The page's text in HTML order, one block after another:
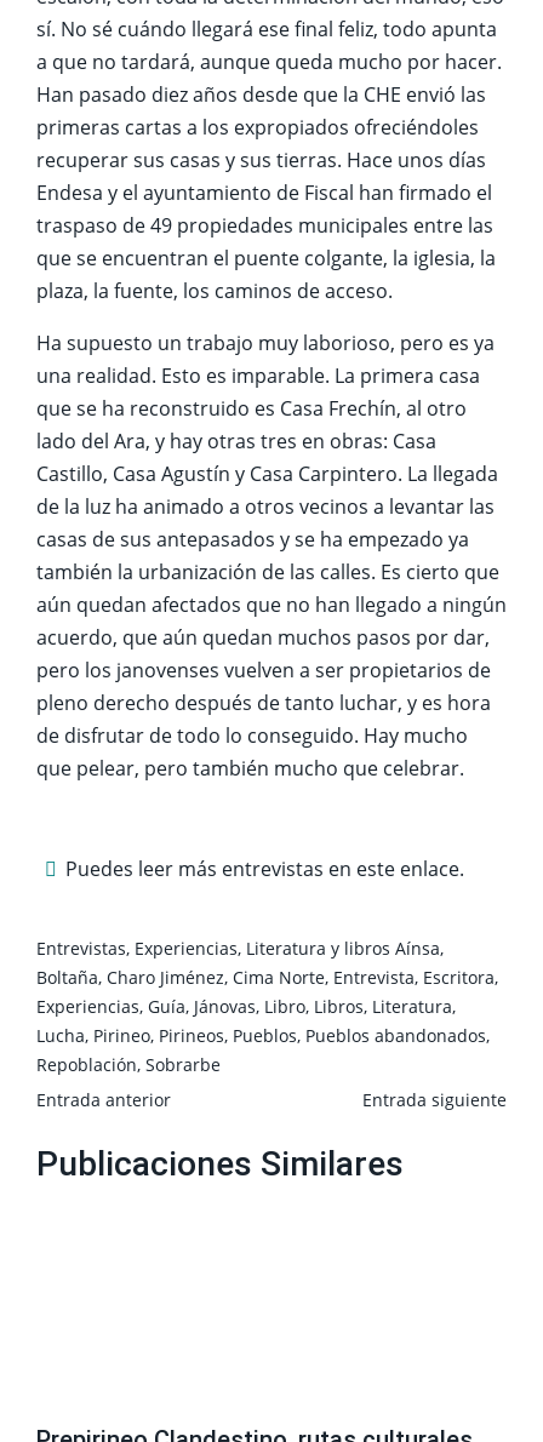
sí. No sé cuándo llegará ese final feliz, todo apunta
a que no tardará, aunque queda mucho por hacer.
Han pasado diez años desde que la CHE envió las
primeras cartas a los expropiados ofreciéndoles
recuperar sus casas y sus tierras. Hace unos días
Endesa y el ayuntamiento de Fiscal han firmado el
traspaso de 49 propiedades municipales entre las
que se encuentran el puente colgante, la iglesia, la
plaza, la fuente, los caminos de acceso.
Ha supuesto un trabajo muy laborioso, pero es ya
una realidad. Esto es imparable. La primera casa
que se ha reconstruido es Casa Frechín, al otro
lado del Ara, y hay otras tres en obras: Casa
Castillo, Casa Agustín y Casa Carpintero. La llegada
de la luz ha animado a otros vecinos a levantar las
casas de sus antepasados y se ha empezado ya
también la urbanización de las calles. Es cierto que
aún quedan afectados que no han llegado a ningún
acuerdo, que aún quedan muchos pasos por dar,
pero los janovenses vuelven a ser propietarios de
pleno derecho después de tanto luchar, y es hora
de disfrutar de todo lo conseguido. Hay mucho
que pelear, pero también mucho que celebrar.
Puedes leer más entrevistas en este enlace.
Entrevistas, Experiencias, Literatura y libros Aínsa,
Boltaña, Charo Jiménez, Cima Norte, Entrevista, Escritora,
Experiencias, Guía, Jánovas, Libro, Libros, Literatura,
Lucha, Pirineo, Pirineos, Pueblos, Pueblos abandonados,
Repoblación, Sobrarbe
Entrada anterior
Entrada siguiente
Publicaciones Similares